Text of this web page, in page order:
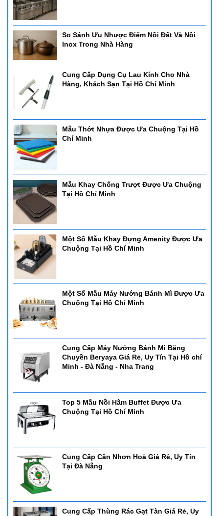
So Sánh Ưu Nhược Điểm Nồi Đất Và Nồi
Inox Trong Nhà Hàng
Cung Cấp Dụng Cụ Lau Kính Cho Nhà
Hàng, Khách Sạn Tại Hồ Chí Minh
Mẫu Thớt Nhựa Được Ưa Chuộng Tại Hồ
Chí Minh
Mẫu Khay Chống Trượt Được Ưa Chuộng
Tại Hồ Chí Minh
Một Số Mẫu Khay Đựng Amenity Được Ưa
Chuộng Tại Hồ Chí Minh
Một Số Mẫu Máy Nướng Bánh Mì Được Ưa
Chuộng Tại Hồ Chí Minh
Cung Cấp Máy Nướng Bánh Mì Băng
Chuyền Beryaya Giá Rẻ, Uy Tín Tại Hồ chí
Minh - Đà Nẵng - Nha Trang
Top 5 Mẫu Nồi Hâm Buffet Được Ưa
Chuộng Tại Hồ Chí Minh
Cung Cấp Cân Nhơn Hoà Giá Rẻ, Uy Tín
Tại Đà Nẵng
Cung Cấp Thùng Rác Gạt Tàn Giá Rẻ, Uy